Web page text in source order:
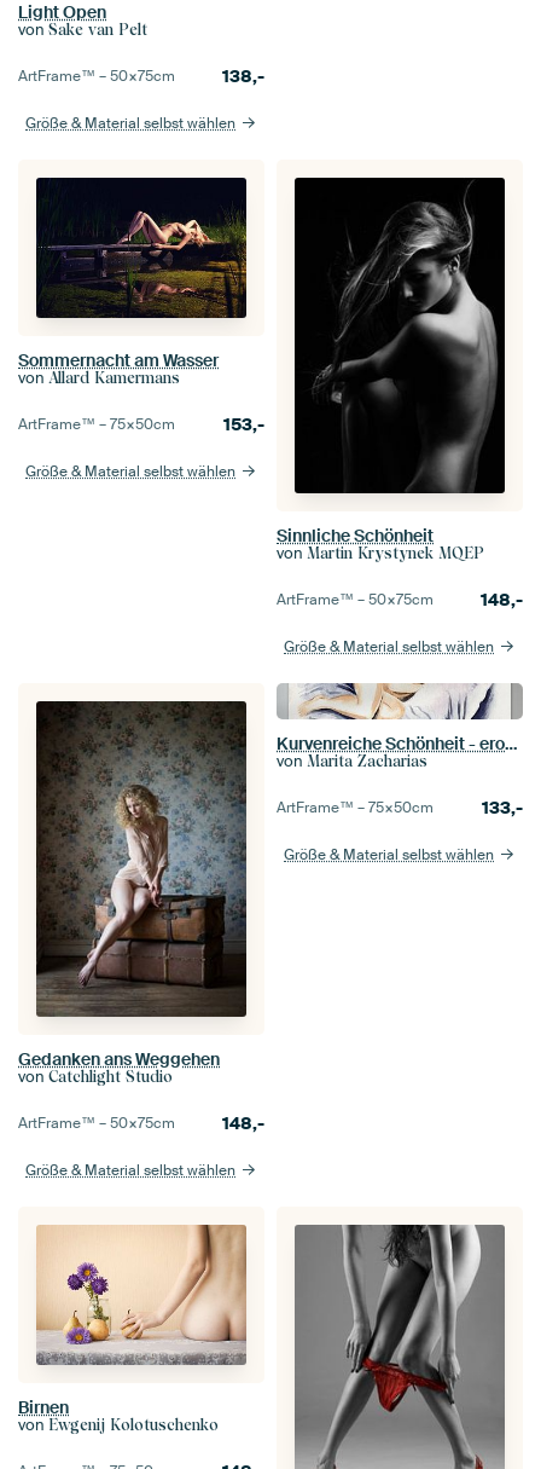
Light Open
von Sake van Pelt
ArtFrame™ –50×75cm 138,-
Größe & Material selbst wählen
Sommernacht am Wasser
von Allard Kamermans
ArtFrame™ –75×50cm 153,-
Größe & Material selbst wählen
Sinnliche Schönheit
von Martin Krystynek MQEP
ArtFrame™ –50×75cm 148,-
Größe & Material selbst wählen
Gedanken ans Weggehen
von Catchlight Studio
ArtFrame™ –50×75cm 148,-
Größe & Material selbst wählen
Kurvenreiche Schönheit - erotische Kunst
von Marita Zacharias
ArtFrame™ –75×50cm 133,-
Größe & Material selbst wählen
Birnen
von Ewgenij Kolotuschenko